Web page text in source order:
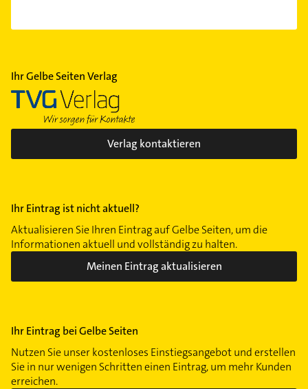
Ihr Gelbe Seiten Verlag
Verlag kontaktieren
Ihr Eintrag ist nicht aktuell?
Aktualisieren Sie Ihren Eintrag auf Gelbe Seiten, um die
Informationen aktuell und vollständig zu halten.
Meinen Eintrag aktualisieren
Ihr Eintrag bei Gelbe Seiten
Nutzen Sie unser kostenloses Einstiegsangebot und erstellen
Sie in nur wenigen Schritten einen Eintrag, um mehr Kunden
erreichen.